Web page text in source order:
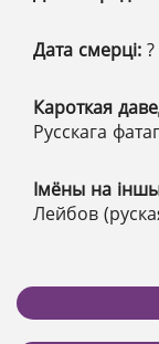
Дата смерці: ?
Кароткая
Русскага
Імёны на
Лейбов